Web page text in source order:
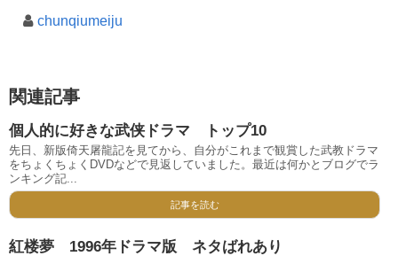
chunqiumeiju
関連記事
個人的に好きな武侠ドラマ トップ10
先日、新版倚天屠龍記を見てから、自分がこれまで観賞した武教ドラマ
をちょくちょくDVDなどで見返していました。最近は何かとブログでラ
ンキング記...
記事を読む
紅楼夢 1996年ドラマ版 ネタばれあり